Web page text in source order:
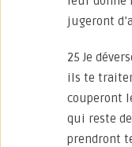
jugeront
25 Je
ils te
couperont
qui reste
prendront